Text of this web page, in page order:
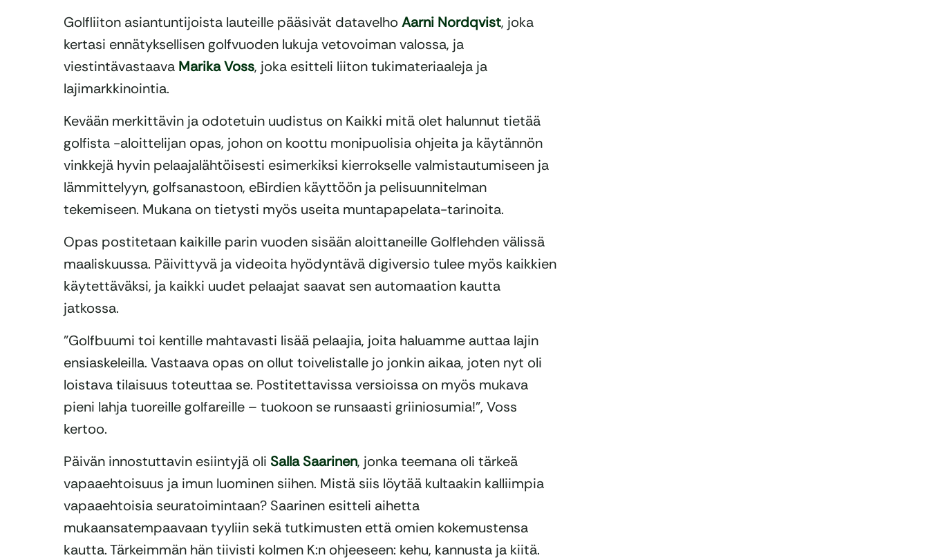
Golfliiton asiantuntijoista lauteille pääsivät datavelho Aarni Nordqvist, joka
kertasi ennätyksellisen golfvuoden lukuja vetovoiman valossa, ja
viestintävastaava Marika Voss, joka esitteli liiton tukimateriaaleja ja
lajimarkkinointia.
Kevään merkittävin ja odotetuin uudistus on Kaikki mitä olet halunnut tietää
golfista -aloittelijan opas, johon on koottu monipuolisia ohjeita ja käytännön
vinkkejä hyvin pelaajalähtöisesti esimerkiksi kierrokselle valmistautumiseen ja
lämmittelyyn, golfsanastoon, eBirdien käyttöön ja pelisuunnitelman
tekemiseen. Mukana on tietysti myös useita muntapapelata-tarinoita.
Opas postitetaan kaikille parin vuoden sisään aloittaneille Golflehden välissä
maaliskuussa. Päivittyvä ja videoita hyödyntävä digiversio tulee myös kaikkien
käytettäväksi, ja kaikki uudet pelaajat saavat sen automaation kautta
jatkossa.
”Golfbuumi toi kentille mahtavasti lisää pelaajia, joita haluamme auttaa lajin
ensiaskeleilla. Vastaava opas on ollut toivelistalle jo jonkin aikaa, joten nyt oli
loistava tilaisuus toteuttaa se. Postitettavissa versioissa on myös mukava
pieni lahja tuoreille golfareille – tuokoon se runsaasti griiniosumia!”, Voss
kertoo.
Päivän innostuttavin esiintyjä oli Salla Saarinen, jonka teemana oli tärkeä
vapaaehtoisuus ja imun luominen siihen. Mistä siis löytää kultaakin kalliimpia
vapaaehtoisia seuratoimintaan? Saarinen esitteli aihetta
mukaansatempaavaan tyyliin sekä tutkimusten että omien kokemustensa
kautta. Tärkeimmän hän tiivisti kolmen K:n ohjeeseen: kehu, kannusta ja kiitä.